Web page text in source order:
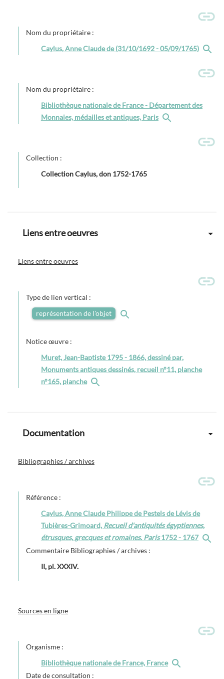
Nom du propriétaire :
Caylus, Anne Claude de (31/10/1692 - 05/09/1765)
Nom du propriétaire :
Bibliothèque nationale de France - Département des
Monnaies, médailles et antiques, Paris
Collection :
Collection Caylus, don 1752-1765
Liens entre oeuvres
Liens entre oeuvres
Type de lien vertical :
représentation de l'objet
Notice œuvre :
Muret, Jean-Baptiste 1795 - 1866, dessiné par,
Monuments antiques dessinés, recueil n°11, planche
n°165, planche
Documentation
Bibliographies / archives
Référence :
Caylus, Anne Claude Philippe de Pestels de Lévis de
Tubières-Grimoard, Recueil d'antiquités égyptiennes,
étrusques, grecques et romaines. Paris1752 - 1767
Commentaire Bibliographies / archives :
II, pl. XXXIV.
Sources en ligne
Organisme :
Bibliothèque nationale de France, France
Date de consultation :